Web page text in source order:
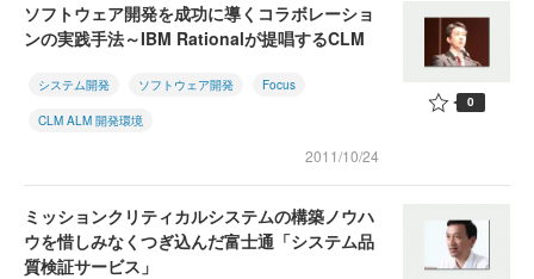
ソフトウェア開発を成功に導くコラボレーショ
ンの実践手法～IBM Rationalが提唱するCLM
システム開発 ソフトウェア開発 Focus
CLM ALM 開発環境
2011/10/24
0
ミッションクリティカルシステムの構築ノウハ
ウを惜しみなくつぎ込んだ富士通「システム品
質検証サービス」